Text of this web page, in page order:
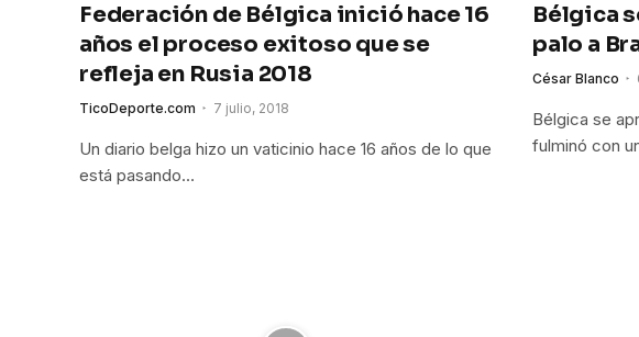
Federación de Bélgica inició hace 16
años el proceso exitoso que se
refleja en Rusia 2018
TicoDeporte.com 7 julio, 2018
Un diario belga hizo un vaticinio hace 16 años de lo que
está pasando…
Bélgica
palo a
César Blanco
Bélgica se
fulminó con